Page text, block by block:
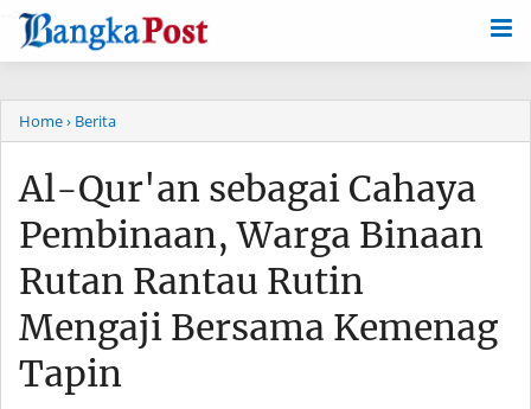
-->
Home› Berita
Al-Qur'an sebagai Cahaya
Pembinaan, Warga Binaan
Rutan Rantau Rutin
Mengaji Bersama Kemenag
Tapin